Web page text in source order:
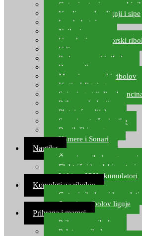
Gotovi setovi za morski
Varalice za lov lignji i sipe
Lov hobotnice
Najloni za more
Upredenice za morski
Udice za more
Perle za morski ribolov
Brum prihrana za more
Mamci za morski ribolov
Vertical Jigging
Spinning strijelke,
Pribor za bolentino
Plutajuća odijela
Sonari za traženje ribe
Ronilački program
Kamere i Sonari
Nautika
Čamci za ribolov,
Električni brodski motori
Lithium ION akumulatori
Kompleti za ribolov
Gotovi ribolovni kompleti
Setovi za ribolov lignje
Prihrana i mamci
Prihrana za ribolov
Pelete za ribolov